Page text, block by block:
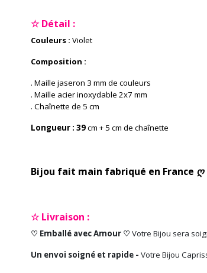
☆ Détail :
Couleurs : Violet
Composition :
. Maille jaseron 3 mm de couleurs
. Maille acier inoxydable 2x7 mm
. Chaînette de 5 cm
Longueur : 39cm + 5 cm de chaînette
Bijou fait main fabriqué en France ღ
☆ Livraison :
♡ Emballé avec Amour ♡ Votre Bijou sera
Un envoi soigné et rapide - Votre Bijou